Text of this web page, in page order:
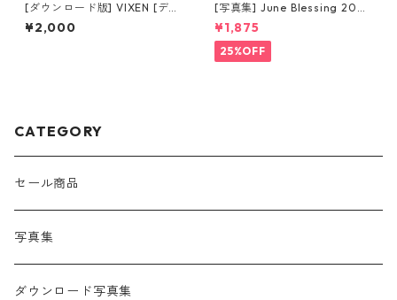
[ダウンロード版] VIXEN [デジ
タル写真集]
¥2,000
[写真集] June Blessing 2025
magazine [特別版]
¥1,875
25%OFF
CATEGORY
セール商品
写真集
ダウンロード写真集